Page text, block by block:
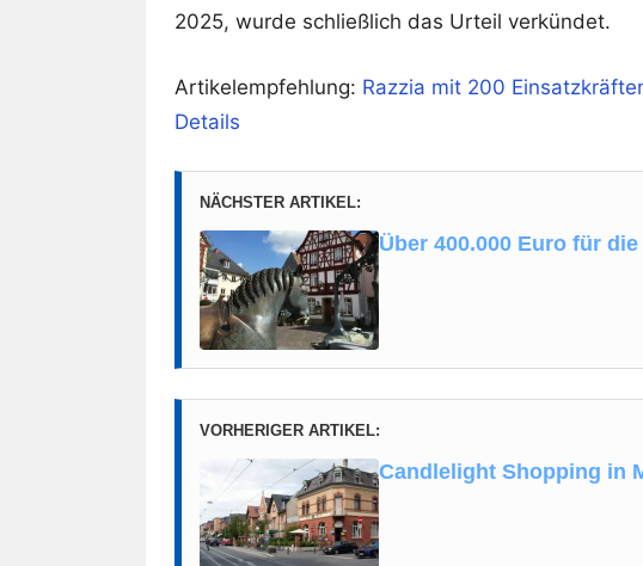
2025, wurde schließlich das Urteil verkündet.
Artikelempfehlung: Razzia mit 200
Details
NÄCHSTER ARTIKEL:
Über 400.000 Euro für
VORHERIGER ARTIKEL:
Candlelight Shopping in